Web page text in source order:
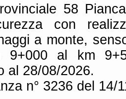
58
con
a monte,
9+000 al km
al 28/08/2026.
n° 3236 del 14/